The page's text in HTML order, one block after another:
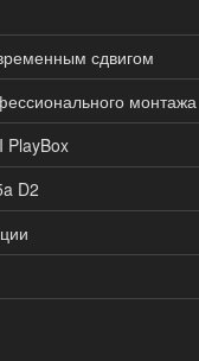
сдвигом
монтажа
PlayBox
D2